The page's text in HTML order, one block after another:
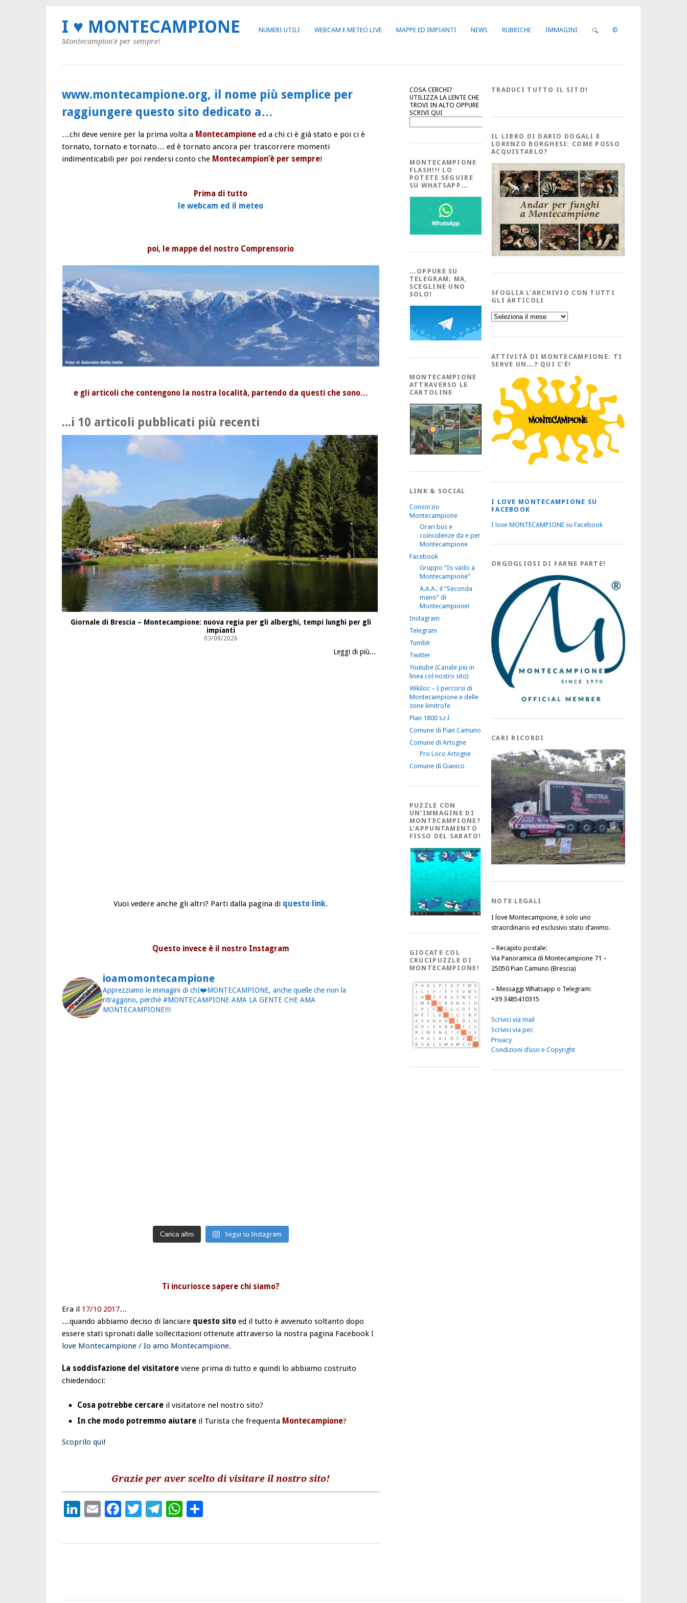
NUMERI UTILI WEBCAM E METEO LIVE MAPPE ED IMPIANTI NEWS RUBRICHE IMMAGINI 🔍 ©
I ♥ MONTECAMPIONE
Montecampion'è per sempre!
www.montecampione.org, il nome più semplice per
raggiungere questo sito dedicato a…
…chi deve venire per la prima volta a Montecampione ed a chi ci è già stato e poi ci è
tornato, tornato e tornato… ed è tornato ancora per trascorrere momenti
indimenticabili per poi rendersi conto che Montecampion’è per sempre!
Prima di tutto
le webcam ed il meteo
poi, le mappe del nostro Comprensorio
e gli articoli che contengono la nostra località, partendo da questi che sono…
...i 10 articoli pubblicati più recenti
Giornale di Brescia – Montecampione: nuova regia per gli alberghi, tempi lunghi per gli
impianti
03/08/2026
Leggi di più...
Radio Voce Camuna – Montecampione, nuovo assetto per gli alberghi: si guarda al
Vuoi vedere anche gli altri? Parti dalla pagina di questo link.
Questo invece è il nostro Instagram
ioamomontecampione
Apprezziamo le immagini di chI❤️MONTECAMPIONE, anche quelle che non la
ritraggono, perché #MONTECAMPIONE AMA LA GENTE CHE AMA
MONTECAMPIONE!!!
Carica altro Segui su Instagram
Ti incuriosce sapere chi siamo?
Era il 17/10 2017…
…quando abbiamo deciso di lanciare questo sito ed il tutto è avvenuto soltanto dopo
essere stati spronati dalle sollecitazioni ottenute attraverso la nostra pagina Facebook I
love Montecampione / Io amo Montecampione.
La soddisfazione del visitatore viene prima di tutto e quindi lo abbiamo costruito
chiedendoci:
Cosa potrebbe cercare il visitatore nel nostro sito?
In che modo potremmo aiutare il Turista che frequenta Montecampione?
Scoprilo qui!
Grazie per aver scelto di visitare il nostro sito!
LinkedIn
EmailFacebook
Twitter
Telegram
WhatsApp
COSA CERCHI?
UTILIZZA LA LENTE CHE
TROVI IN ALTO OPPURE
SCRIVI QUI
MONTECAMPIONE
FLASH!!! LO
POTETE SEGUIRE
SU WHATSAPP…
…OPPURE SU
TELEGRAM; MA,
SCEGLINE UNO
SOLO!
MONTECAMPIONE
ATTRAVERSO LE
CARTOLINE
LINK & SOCIAL
Consorzio
Montecampione
Orari bus e
coincidenze da e per
Montecampione
Facebook
Gruppo “Io vado a
Montecampione”
A.A.A.: il “Seconda
mano” di
Montecampione!
Instagram
Telegram
Tumblr
Twitter
Youtube (Canale più in
linea col nostro sito)
Wikiloc – I percorsi di
Montecampione e delle
zone limitrofe
Plan 1800 s.r.l
Comune di Pian Camuno
Comune di Artogne
Pro Loco Artogne
Comune di Gianico
PUZZLE CON
UN’IMMAGINE DI
MONTECAMPIONE?
L’APPUNTAMENTO
FISSO DEL SABATO!
GIOCATE COL
CRUCIPUZZLE DI
MONTECAMPIONE!
TRADUCI TUTTO IL SITO!
IL LIBRO DI DARIO DOGALI E
LORENZO BORGHESI: COME POSSO
ACQUISTARLO?
SFOGLIA L’ARCHIVIO CON TUTTI
GLI ARTICOLI
Sfoglia
l’Archivio
tutti
Articoli
ATTIVITÀ DI MONTECAMPIONE: TI
SERVE UN…? QUI C’È!
I LOVE MONTECAMPIONE SU
FACEBOOK
I love MONTECAMPIONE su Facebook
ORGOGLIOSI DI FARNE PARTE!
CARI RICORDI
NOTE LEGALI
I love Montecampione, è solo uno
straordinario ed esclusivo stato d’animo.
– Recapito postale:
Via Panoramica di Montecampione 71 –
25050 Pian Camuno (Brescia)
– Messaggi Whatsapp o Telegram:
+39 3485410315
Scrivici via mail
Scrivici via pec
Privacy
Condizioni d’uso e Copyright